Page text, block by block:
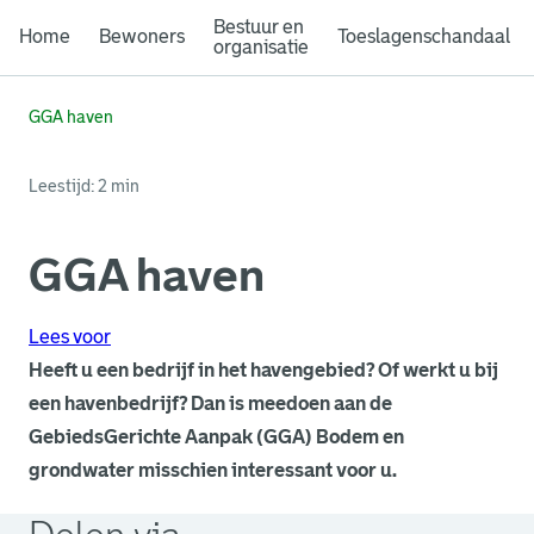
Home Bewoners
Bestuur en
organisatie
Toeslagenschandaal
GGA haven
Leestijd: 2 min
GGA haven
Lees voor
Heeft u een bedrijf in het havengebied? Of werkt u bij
een havenbedrijf? Dan is meedoen aan de
GebiedsGerichte Aanpak (GGA) Bodem en
grondwater misschien interessant voor u.